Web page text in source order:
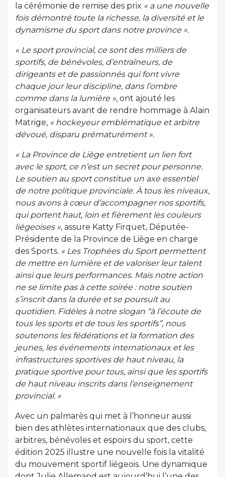
la cérémonie de remise des prix « a une nouvelle
fois démontré toute la richesse, la diversité et le
dynamisme du sport dans notre province ».
« Le sport provincial, ce sont des milliers de
sportifs, de bénévoles, d’entraîneurs, de
dirigeants et de passionnés qui font vivre
chaque jour leur discipline, dans l’ombre
comme dans la lumière », ont ajouté les
organisateurs avant de rendre hommage à Alain
Matrige, « hockeyeur emblématique et arbitre
dévoué, disparu prématurément ».
« La Province de Liège entretient un lien fort
avec le sport, ce n’est un secret pour personne.
Le soutien au sport constitue un axe essentiel
de notre politique provinciale. À tous les niveaux,
nous avons à cœur d’accompagner nos sportifs,
qui portent haut, loin et fièrement les couleurs
liégeoises », assure Katty Firquet, Députée-
Présidente de la Province de Liège en charge
des Sports. « Les Trophées du Sport permettent
de mettre en lumière et de valoriser leur talent
ainsi que leurs performances. Mais notre action
ne se limite pas à cette soirée : notre soutien
s’inscrit dans la durée et se poursuit au
quotidien. Fidèles à notre slogan “à l’écoute de
tous les sports et de tous les sportifs”, nous
soutenons les fédérations et la formation des
jeunes, les événements internationaux et les
infrastructures sportives de haut niveau, la
pratique sportive pour tous, ainsi que les sportifs
de haut niveau inscrits dans l’enseignement
provincial. »
Avec un palmarès qui met à l’honneur aussi
bien des athlètes internationaux que des clubs,
arbitres, bénévoles et espoirs du sport, cette
édition 2025 illustre une nouvelle fois la vitalité
du mouvement sportif liégeois. Une dynamique